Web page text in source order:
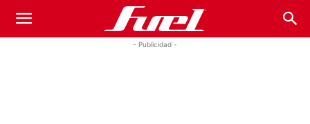
Fuel
- Publicidad -